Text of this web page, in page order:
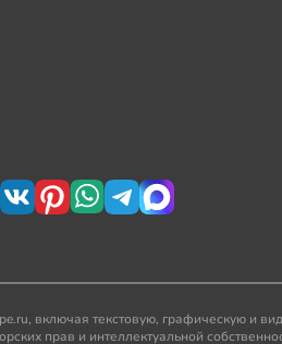
включая текстовую, графическую и
прав и интеллектуальной